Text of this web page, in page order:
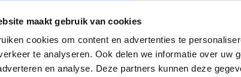
maakt gebruik van cookies
cookies om content en advertenties te
te analyseren. Ook delen we informatie over uw
en analyse. Deze partners kunnen deze
– Blauw” te beoordelen
velden zijn gemarkeerd met*